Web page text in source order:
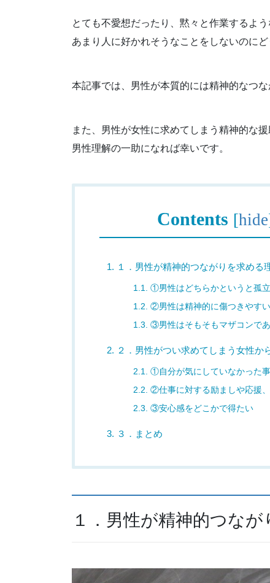
とても不愛想だったり、黙々と作業するよ
あまり人に好かれそうなことをしないのに
本記事では、男性が本質的には精神的なつ
また、男性が女性に求めてしまう精神的な
男性理解の一助になれば幸いです。
Contents [hide
1. １．男性が精神的つながりを求める
1.1. ①男性はどちらかというと孤
1.2. ②男性は精神的に傷つきやすい
1.3. ③男性はそもそもマザコンで
2. ２．男性がつい求めてしまう女性か
2.1. ①自分が気にしていなかった
2.2. ②仕事に対する励ましや応援
2.3. ③安心感をどこかで得たい
3. ３．まとめ
１．男性が精神的つな